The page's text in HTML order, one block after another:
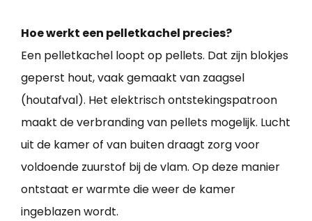
Hoe werkt een pelletkachel precies?
Een pelletkachel loopt op pellets. Dat zijn blokjes
geperst hout, vaak gemaakt van zaagsel
(houtafval). Het elektrisch ontstekingspatroon
maakt de verbranding van pellets mogelijk. Lucht
uit de kamer of van buiten draagt zorg voor
voldoende zuurstof bij de vlam. Op deze manier
ontstaat er warmte die weer de kamer
ingeblazen wordt.